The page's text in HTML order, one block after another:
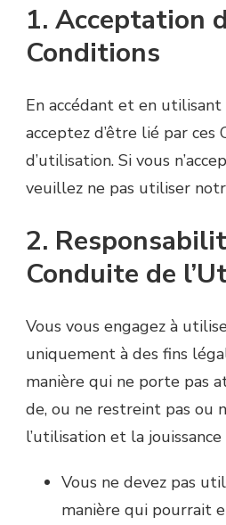
1. Acceptation
Conditions
En accédant et en utilisant
acceptez d’être lié par ces
d’utilisation. Si vous
veuillez ne pas utiliser
2.
Conduite de
Vous vous engagez à
uniquement à des fins
manière qui ne porte pas
de, ou ne restreint pas ou
l’utilisation et la
Vous ne devez pas
manière qui pourrait